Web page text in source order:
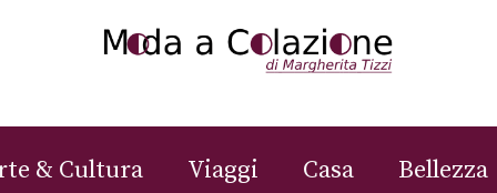
& Cultura Viaggi Casa Bellezza